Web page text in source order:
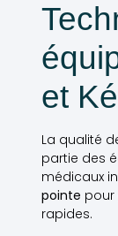
et
La qualité
partie des
médicaux
pointe pour
rapides.